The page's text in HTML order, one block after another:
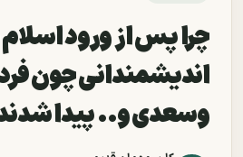
چرا پس از ورود اسلام
اندیشمندانی چون
وسعدی و.. پیدا